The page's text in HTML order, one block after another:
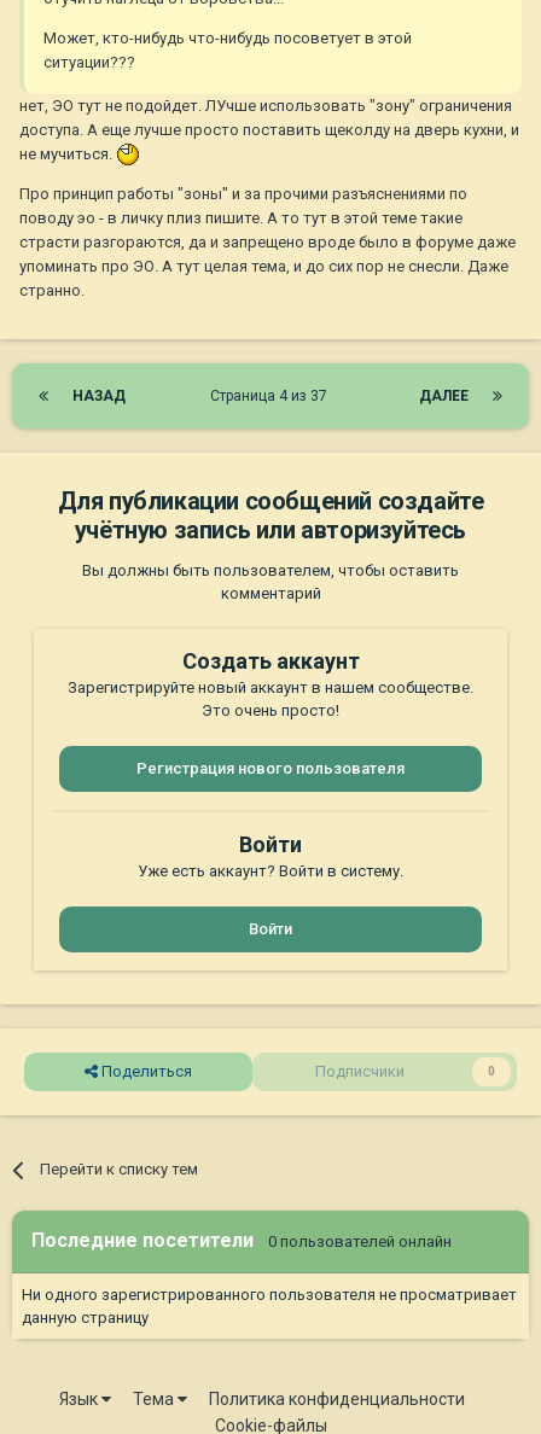
Может, кто-нибудь что-нибудь посоветует в этой
ситуации???
нет, ЭО тут не подойдет. ЛУчше использовать "зону" ограничения
доступа. А еще лучше просто поставить щеколду на дверь кухни, и
не мучиться.
Про принцип работы "зоны" и за прочими разъяснениями по
поводу эо - в личку плиз пишите. А то тут в этой теме такие
страсти разгораются, да и запрещено вроде было в форуме даже
упоминать про ЭО. А тут целая тема, и до сих пор не снесли. Даже
странно.
НАЗАД ДАЛЕЕ
Страница 4 из 37
Для публикации сообщений создайте
учётную запись или авторизуйтесь
Вы должны быть пользователем, чтобы оставить
комментарий
Создать аккаунт
Зарегистрируйте новый аккаунт в нашем сообществе.
Это очень просто!
Регистрация нового пользователя
Войти
Уже есть аккаунт? Войти в систему.
Войти
Поделиться Подписчики 0
Перейти к списку тем
Последние посетители 0 пользователей онлайн
Ни одного зарегистрированного пользователя не просматривает
данную страницу
Язык Тема
Политика конфиденциальности
Cookie-файлы